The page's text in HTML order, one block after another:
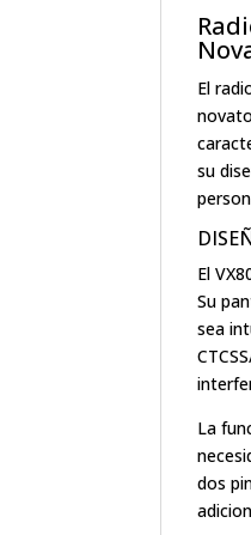
El
su
El
Su
sea
La
dos